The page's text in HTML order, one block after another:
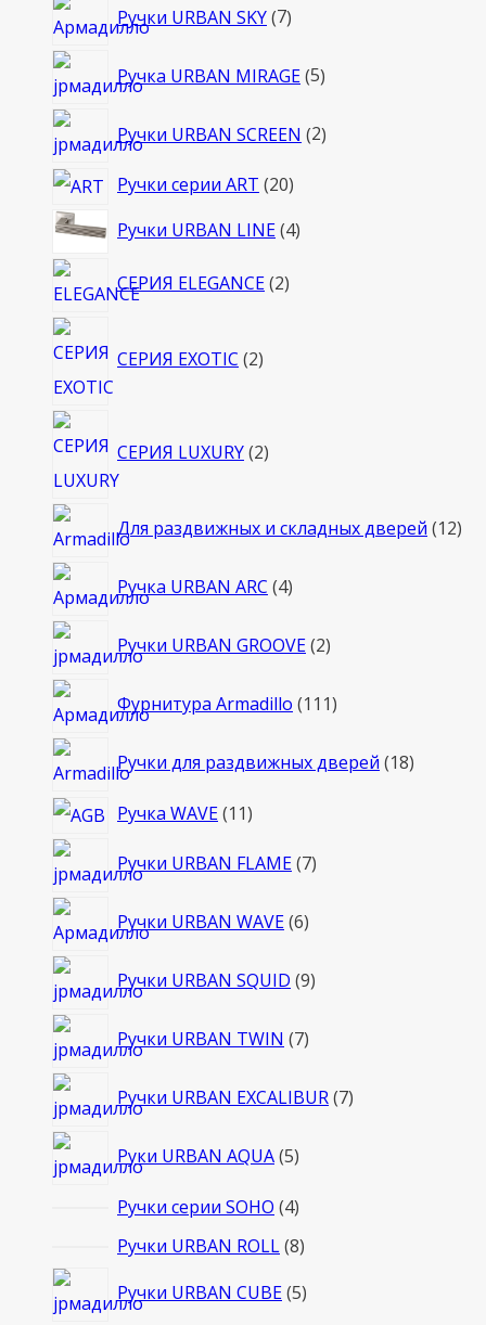
Ручки URBAN SKY 77
Ручка URBAN MIRAGE 55
Ручки URBAN SCREEN 22
Ручки серии ART 2020
товаров
Ручки URBAN LINE 44
СЕРИЯ ELEGANCE 22
СЕРИЯ EXOTIC 2товара
СЕРИЯ LUXURY 2товара
Для раздвижных и складных дверей 1212
Ручка URBAN ARC 44
Ручки URBAN GROOVE 22
Фурнитура Armadillo 111111
Ручки для раздвижных дверей 1818
Ручка WAVE 1111
Ручки URBAN FLAME 77
Ручки URBAN WAVE 66
Ручки URBAN SQUID 99
Ручки URBAN TWIN 77
Ручки URBAN EXCALIBUR 77
Руки URBAN AQUA 55
Ручки серии SOHO 44
товара
Ручки URBAN ROLL 88
Ручки URBAN CUBE 55